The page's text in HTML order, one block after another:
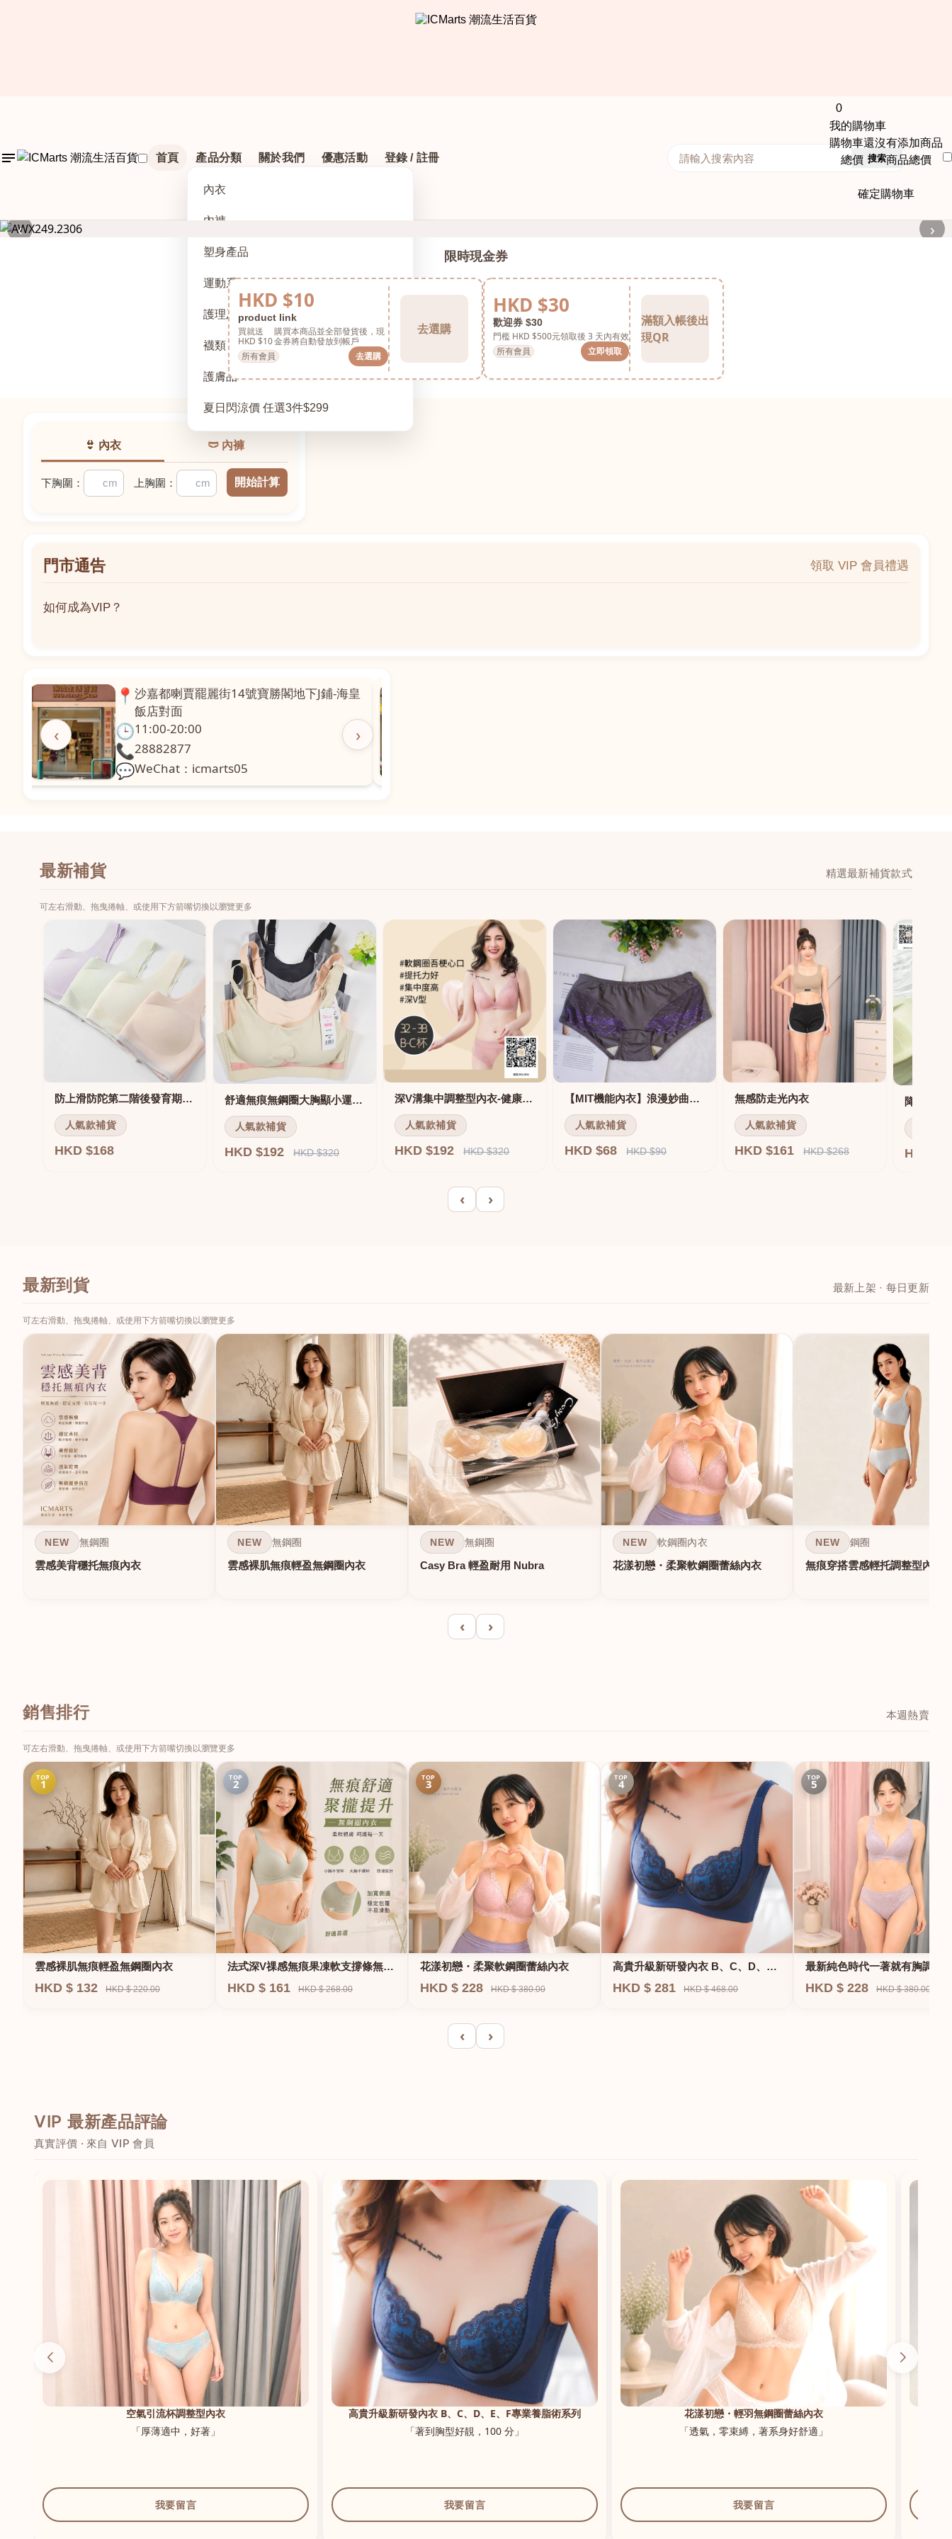
首頁 產品分類
內衣
內褲
塑身產品
運動系列
護理及配件
襪類
護膚品
夏日閃涼價 任選3件$299
關於我們 優惠活動 登錄 / 註冊
0
我的購物車
購物車還沒有添加商品
總價： 商品總價
確定購物車
搜索
‹ ›
限時現金券
HKD $10
product link
買就送
HKD $10
購買本商品並全部發貨後，現
金券將自動發放到帳戶
所有會員
去選購
去選購
HKD $30
歡迎券 $30
門檻 HKD $500元領取後 3 天內有效
所有會員
立即領取
滿額入帳後出
現QR
👙 內衣 🩲 內褲
下胸圍： 上胸圍： 開始計算
門市通告
領取 VIP 會員禮遇
如何成為VIP？
‹ ›
📍澳門啤利喇街121號珍興樓L1舖 粵華廣場對
面
🕒11:00-20:00
📞28331971
💬WeChat：icmarts02
最新補貨 精選最新補貨款式
可左右滑動、拖曳捲軸、或使用下方箭嘴切換以瀏覽更多
防上滑防陀第二階後發育期內衣
人氣款補貨
HKD $168
舒適無痕無鋼圈大胸顯小運動內衣
人氣款補貨
HKD $192 HKD $320
深V溝集中調整型內衣-健康軟鋼圈
人氣款補貨
HKD $192 HKD $320
【MIT機能內衣】浪漫妙曲機能調整內衣 配套內褲
人氣款補貨
HKD $68 HKD $90
無感防走光內衣
人氣款補貨
HKD $161 HKD $268 HKD
‹ ›
最新到貨 最新上架 · 每日更新
可左右滑動、拖曳捲軸、或使用下方箭嘴切換以瀏覽更多
NEW 無鋼圈
雲感美背穩托無痕內衣
NEW 無鋼圈
雲感裸肌無痕輕盈無鋼圈內衣
NEW 無鋼圈
Casy Bra 輕盈耐用 Nubra
NEW 軟鋼圈內衣
花漾初戀・柔聚軟鋼圈蕾絲內衣
NEW 鋼圈
無痕穿搭雲感輕托調整型內衣
‹ ›
銷售排行 本週熱賣
可左右滑動、拖曳捲軸、或使用下方箭嘴切換以瀏覽更多
TOP
1
雲感裸肌無痕輕盈無鋼圈內衣
HKD $ 132 HKD $ 220.00
TOP
2
法式深V祼感無痕果凍軟支撐條無鋼
圈內衣
HKD $ 161 HKD $ 268.00
TOP
3
花漾初戀・柔聚軟鋼圈蕾絲內衣
HKD $ 228 HKD $ 380.00
TOP
4
高貴升級新研發內衣 B、C、D、
E、F專業養脂術系列
HKD $ 281 HKD $ 468.00
TOP
5
最新純色時代一著就有胸調整
衣-專治小胸 蝴蝶肌位矯正型內
HKD $ 228 HKD $ 380.00
‹ ›
VIP 最新產品評論
真實評價 · 來自 VIP 會員
空氣引流杯調整型內衣
「厚薄適中，好著」
我要留言
高貴升級新研發內衣 B、C、D、E、F專業養脂術系列
「著到胸型好靚，100 分」
我要留言
花漾初戀・輕羽無鋼圈蕾絲內衣
「透氣，零束縛，著系身好舒適」
我要留言